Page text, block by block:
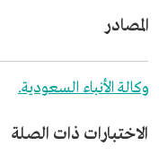
المصادر
وكالة الأنباء السعودية.
الاختبارات ذات الصلة